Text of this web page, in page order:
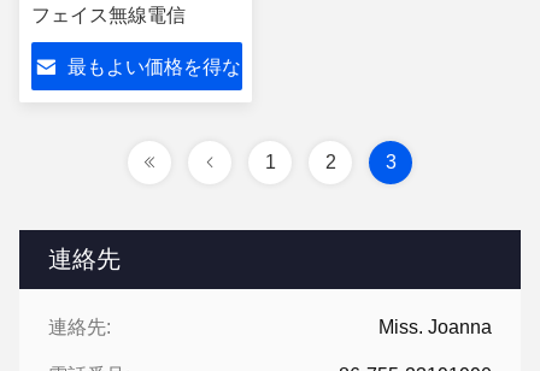
連絡先
連絡先: Miss. Joanna
フェイス無線電信
最もよい価格を得な
1 2 3